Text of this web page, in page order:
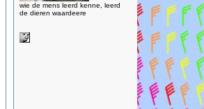
wie de mens leerd kenne, leerd
de dieren waardeere